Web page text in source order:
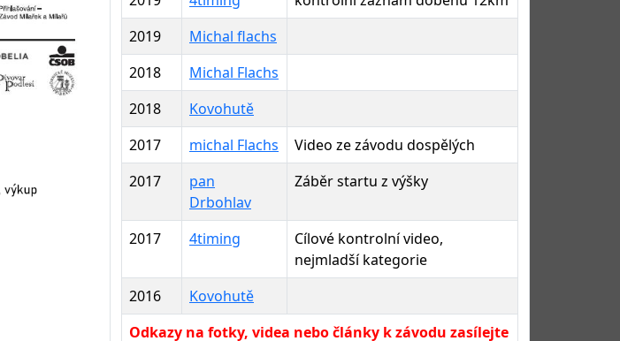
2019
Michal flachs
2018
Michal Flachs
2018
Kovohutě
2017
michal Flachs
Video ze závodu dospělých
2017
pan
Drbohlav
Záběr startu z výšky
2017 4timing
Cílové kontrolní video,
nejmladší kategorie
2016
Kovohutě
Odkazy na fotky, videa nebo články k závodu zasílejte